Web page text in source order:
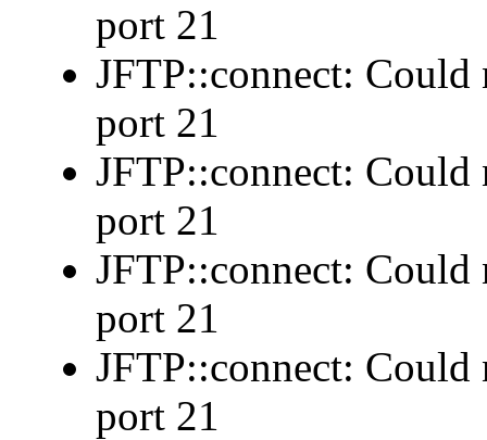
port 21
JFTP::connect:
port 21
JFTP::connect:
port 21
JFTP::connect:
port 21
JFTP::connect:
port 21